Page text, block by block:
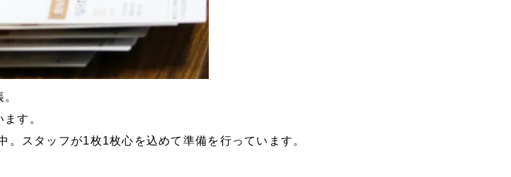
す。
スタッフが1枚1枚心を込めて準備を行っています。